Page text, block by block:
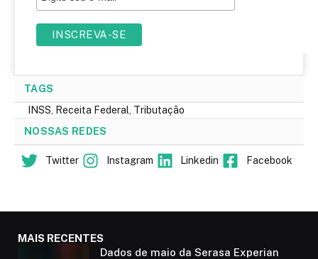
TAGS
INSS Receita Federal Tributação
NOSSAS REDES
Twitter Instagram Linkedin Facebook
MAIS RECENTES
Dados de maio da Serasa Experian